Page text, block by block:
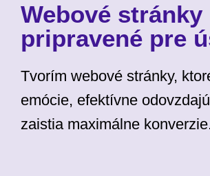
Webové stránky
pripravené pre
Tvorím webové stránky,
emócie, efektívne
zaistia maximálne